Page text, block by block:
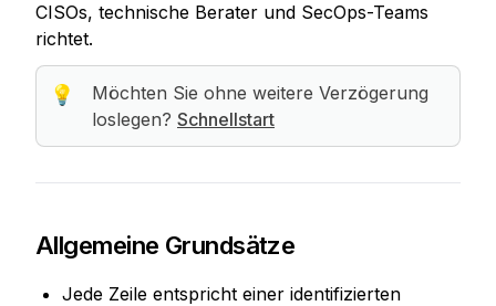
CISOs, technische Berater und SecOps-Teams
richtet.
💡
Möchten Sie ohne weitere Verzögerung
loslegen? Schnellstart
Allgemeine Grundsätze
Jede Zeile entspricht einer identifizierten